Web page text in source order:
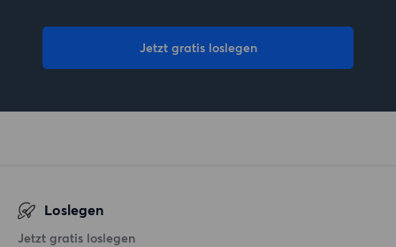
Jetzt gratis loslegen
Loslegen
Jetzt gratis loslegen